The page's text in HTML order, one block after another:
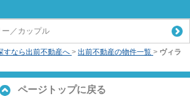
ー／カップル
すなら出前不動産へ > 出前不動産の物件一覧 > ヴィラ
ページトップに戻る